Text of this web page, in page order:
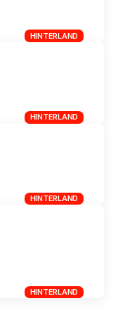
HINTERLAND
HINTERLAND
HINTERLAND
HINTERLAND